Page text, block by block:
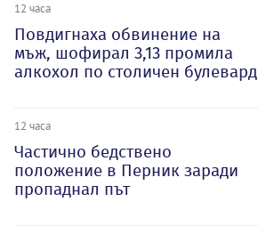
12 часа
Повдигнаха обвинение на
мъж, шофирал 3,13 промила
алкохол по столичен булевард
12 часа
Частично бедствено
положение в Перник заради
пропаднал път